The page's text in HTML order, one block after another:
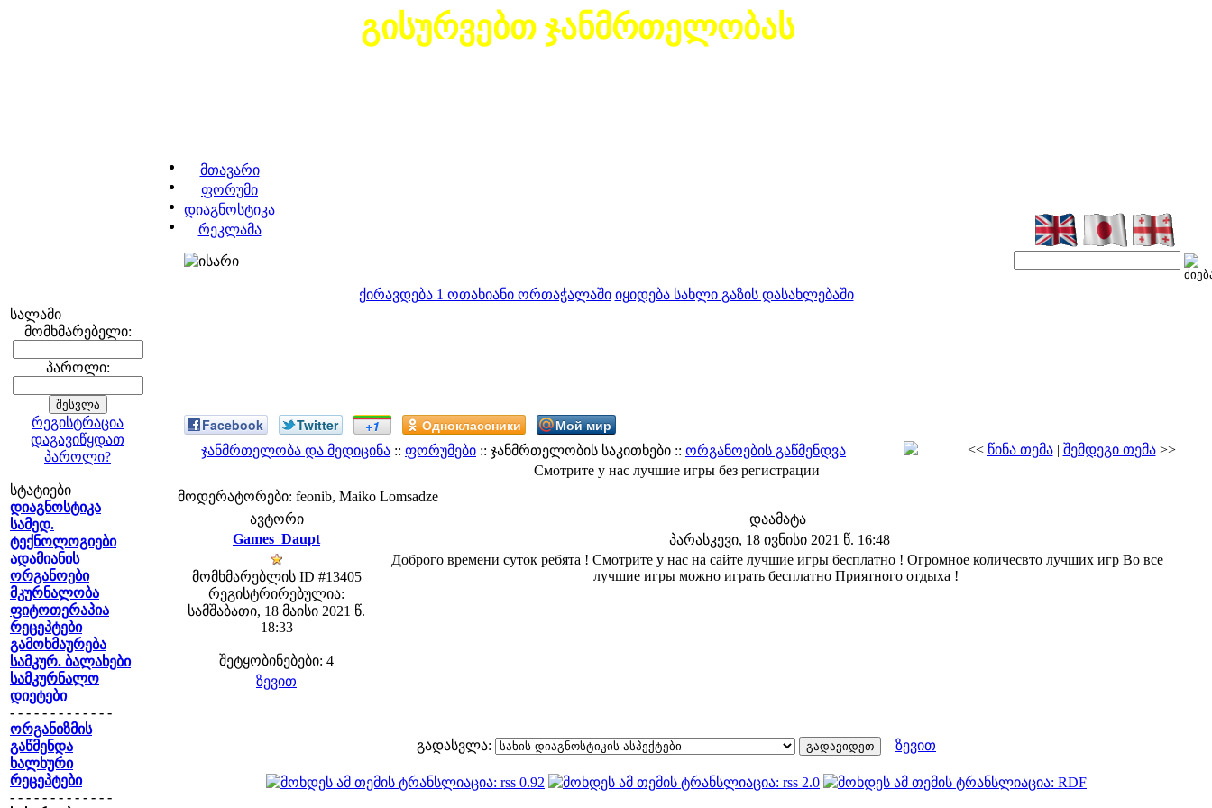
გისურვებთ ჯანმრთელობას
მთავარი
ფორუმი
დიაგნოსტიკა
რეკლამა
ქირავდება 1 ოთახიანი ორთაჭალაში იყიდება სახლი გაზის დასახლებაში
სალამი
მომხმარებელი:
პაროლი:
რეგისტრაცია
დაგავიწყდათ
პაროლი?
სტატიები
დიაგნოსტიკა
სამედ.
ტექნოლოგიები
ადამიანის
ორგანოები
მკურნალობა
ფიტოთერაპია
რეცეპტები
გამოხმაურება
სამკურ. ბალახები
სამკურნალო
დიეტები
- - - - - - - - - - - - -
ორგანიზმის
გაწმენდა
ხალხური
რეცეპტები
- - - - - - - - - - - - -
Facebook Twitter +1 Одноклассники Мой мир
ჯანმრთელობა და მედიცინა :: ფორუმები :: ჯანმრთელობის საკითხები :: ორგანოების გაწმენდვა << წინა თემა| შემდეგი თემა>>
Смотрите у нас лучшие игры без регистрации
მოდერატორები: feonib, Maiko Lomsadze
ავტორი
დაამატა
Games_Daupt
პარასკევი, 18 ივნისი 2021 წ. 16:48
მომხმარებლის ID #13405
რეგისტრირებულია:
სამშაბათი, 18 მაისი 2021 წ.
18:33
შეტყობინებები: 4
Доброго времени суток ребята ! Смотрите у нас на сайте лучшие игры бесплатно ! Огромное количесвто лучших игр Во все
лучшие игры можно играть бесплатно Приятного отдыха !
ზევით
გადასვლა: ზევით